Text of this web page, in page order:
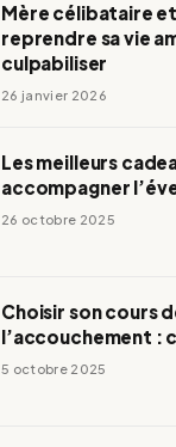
Mère célibataire
reprendre sa vie
culpabiliser
26 janvier 2026
Les meilleurs
accompagner
26 octobre 2025
Choisir son cours
l’accouchement :
5 octobre 2025